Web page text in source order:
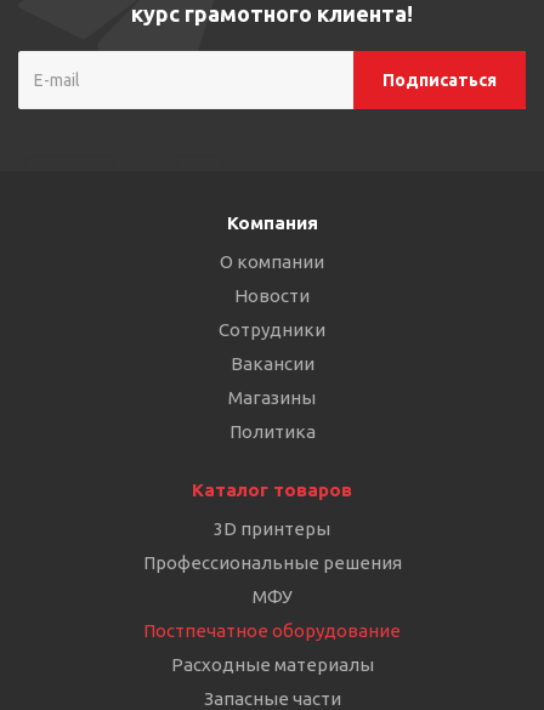
курс грамотного клиента!
Компания
О компании
Новости
Сотрудники
Вакансии
Магазины
Политика
Каталог товаров
3D принтеры
Профессиональные решения
МФУ
Постпечатное оборудование
Расходные материалы
Запасные части